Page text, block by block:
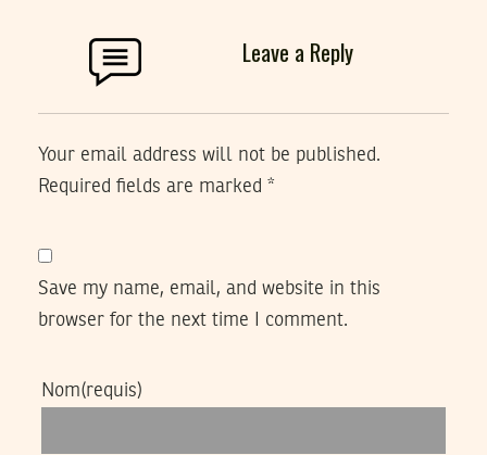
Leave a Reply
Your email address will not be published.
Required fields are marked *
Save my name, email, and website in this
browser for the next time I comment.
Nom(requis)